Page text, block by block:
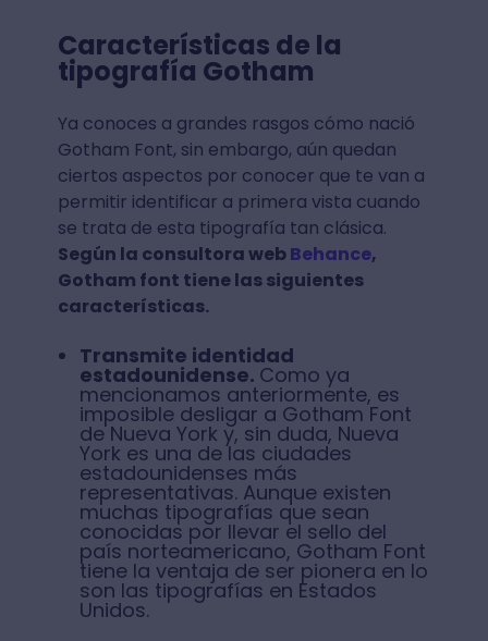
Características de la
tipografía Gotham
Ya conoces a grandes rasgos cómo nació
Gotham Font, sin embargo, aún quedan
ciertos aspectos por conocer que te van a
permitir identificar a primera vista cuando
se trata de esta tipografía tan clásica.
Según la consultora webBehance,
Gotham font tiene las siguientes
características.
Transmite identidad
estadounidense. Como ya
mencionamos anteriormente, es
imposible desligar a Gotham Font
de Nueva York y, sin duda, Nueva
York es una de las ciudades
estadounidenses más
representativas. Aunque existen
muchas tipografías que sean
conocidas por llevar el sello del
país norteamericano, Gotham Font
tiene la ventaja de ser pionera en lo
son las tipografías en Estados
Unidos.